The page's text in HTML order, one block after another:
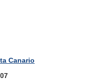
Canario